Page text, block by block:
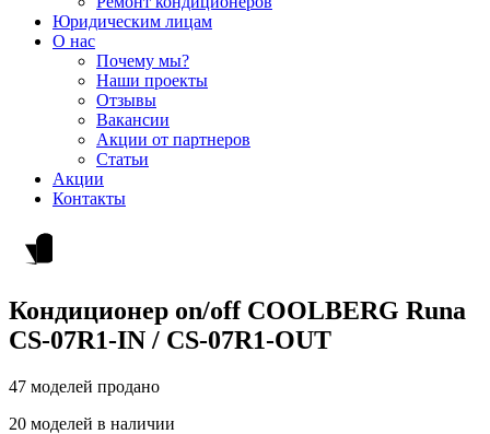
Юридическим лицам
О нас
Почему мы?
Наши проекты
Отзывы
Вакансии
Акции от партнеров
Статьи
Акции
Контакты
Кондиционер on/off СOOLBERG Runa
CS-07R1-IN / CS-07R1-OUT
47 моделей продано
20 моделей в наличии